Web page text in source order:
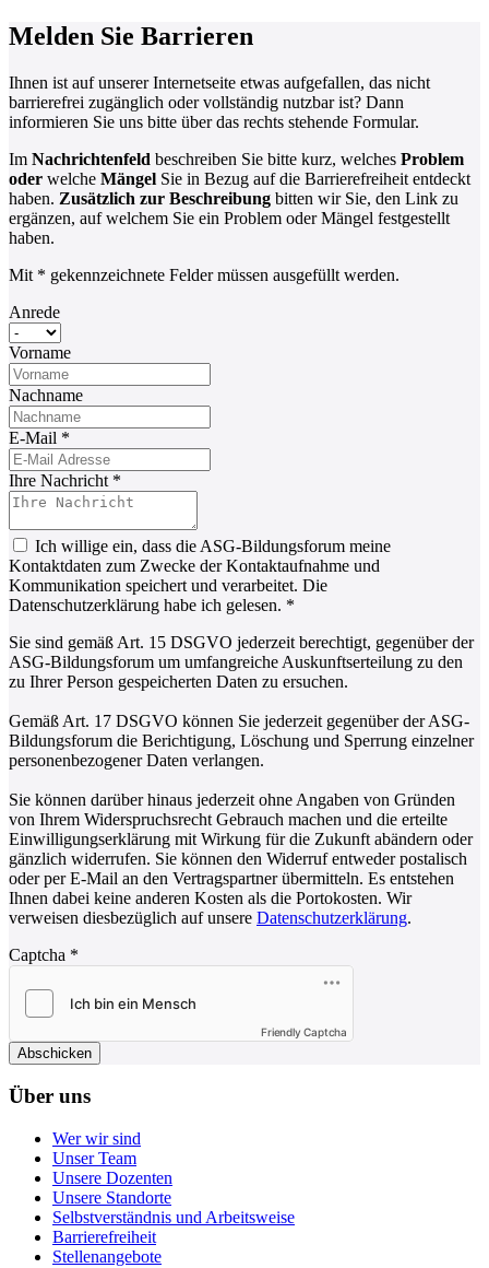
Melden Sie Barrieren
Ihnen ist auf unserer Internetseite etwas aufgefallen, das nicht
barrierefrei zugänglich oder vollständig nutzbar ist? Dann
informieren Sie uns bitte über das rechts stehende Formular.
Im Nachrichtenfeld beschreiben Sie bitte kurz, welches Problem
oder welche Mängel Sie in Bezug auf die Barrierefreiheit entdeckt
haben. Zusätzlich zur Beschreibung bitten wir Sie, den Link zu
ergänzen, auf welchem Sie ein Problem oder Mängel festgestellt
haben.
Mit * gekennzeichnete Felder müssen ausgefüllt werden.
Anrede
Vorname
Nachname
E-Mail *
Ihre Nachricht *
Ich willige ein, dass die ASG-Bildungsforum meine
Kontaktdaten zum Zwecke der Kontaktaufnahme und
Kommunikation speichert und verarbeitet. Die
Datenschutzerklärung habe ich gelesen. *
Sie sind gemäß Art. 15 DSGVO jederzeit berechtigt, gegenüber der
ASG-Bildungsforum um umfangreiche Auskunftserteilung zu den
zu Ihrer Person gespeicherten Daten zu ersuchen.
Gemäß Art. 17 DSGVO können Sie jederzeit gegenüber der ASG-
Bildungsforum die Berichtigung, Löschung und Sperrung einzelner
personenbezogener Daten verlangen.
Sie können darüber hinaus jederzeit ohne Angaben von Gründen
von Ihrem Widerspruchsrecht Gebrauch machen und die erteilte
Einwilligungserklärung mit Wirkung für die Zukunft abändern oder
gänzlich widerrufen. Sie können den Widerruf entweder postalisch
oder per E-Mail an den Vertragspartner übermitteln. Es entstehen
Ihnen dabei keine anderen Kosten als die Portokosten. Wir
verweisen diesbezüglich auf unsere Datenschutzerklärung.
Captcha *
Friendly Captcha
Abschicken
Über uns
Wer wir sind
Unser Team
Unsere Dozenten
Unsere Standorte
Selbstverständnis und Arbeitsweise
Barrierefreiheit
Stellenangebote